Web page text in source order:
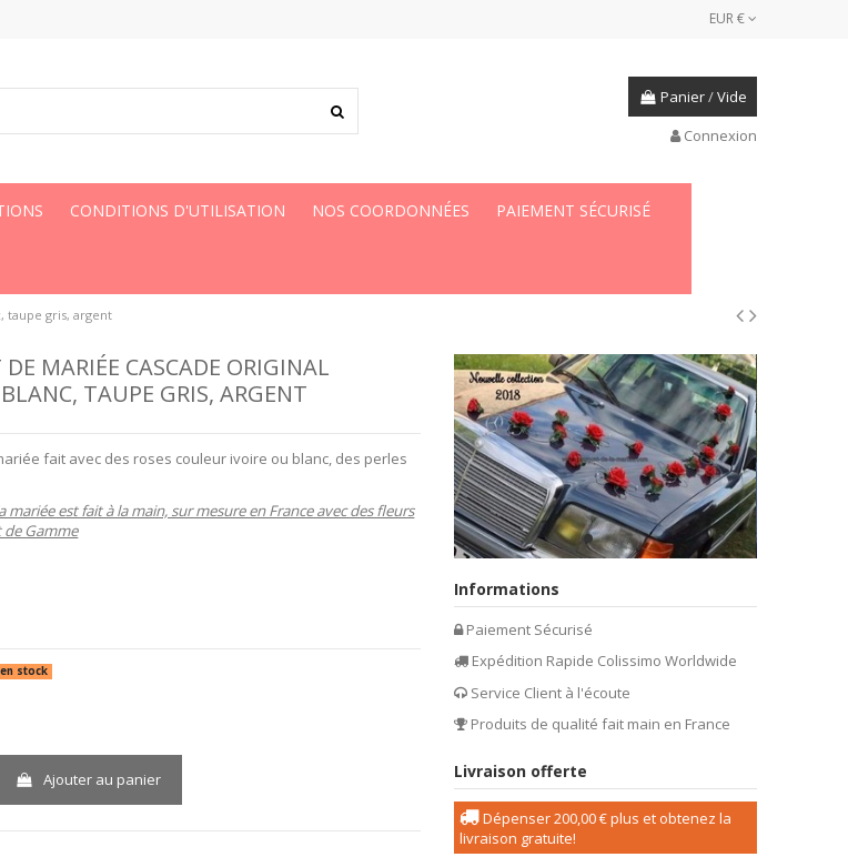
EUR €
Panier/Vide
Connexion
CONDITIONS D'UTILISATION NOS COORDONNÉES PAIEMENT SÉCURISÉ
taupe gris, argent
MARIÉE CASCADE ORIGINAL
TAUPE GRIS, ARGENT
fait avec des roses couleur ivoire ou blanc, des perles
mariée est fait à la main, sur mesure en France avec des fleurs
Gamme
stock
Ajouter au panier
Informations
Paiement Sécurisé
Expédition Rapide Colissimo Worldwide
Service Client à l'écoute
Produits de qualité fait main en France
Livraison offerte
Dépenser200,00 €plus et obtenez la
livraison gratuite!